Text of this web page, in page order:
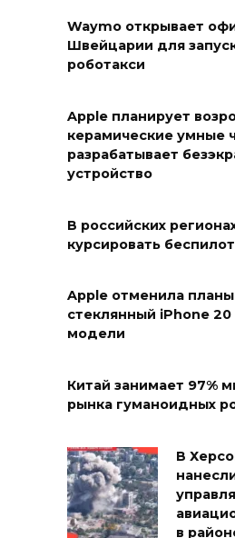
Waymo открывает
Швейцарии для
роботакси
Apple планирует
керамические умные
разрабатывает
устройство
В российских
курсировать
Apple отменила
стеклянный iPhone
модели
Китай занимает 97%
рынка гуманоидных
В
в